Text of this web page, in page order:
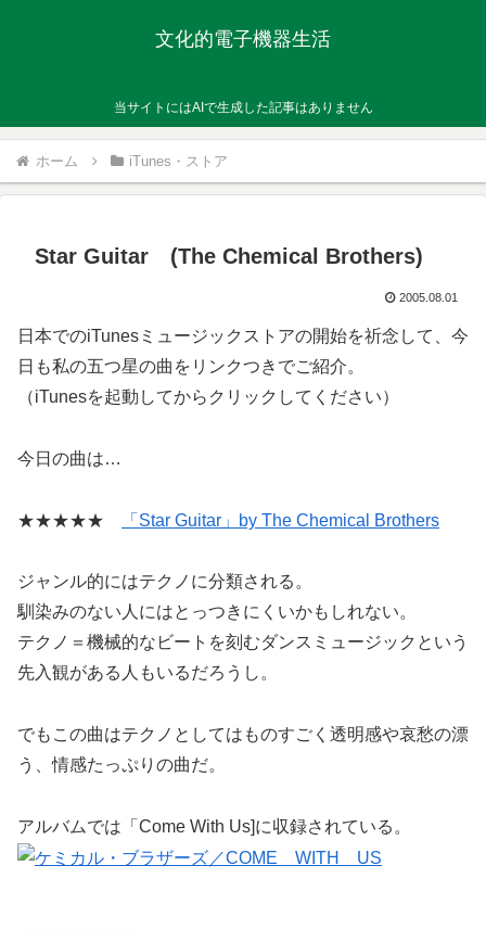
文化的電子機器生活
当サイトにはAIで生成した記事はありません
ホーム iTunes・ストア
Star Guitar (The Chemical Brothers)
2005.08.01
日本でのiTunesミュージックストアの開始を祈念して、今
日も私の五つ星の曲をリンクつきでご紹介。
（iTunesを起動してからクリックしてください）
今日の曲は…
★★★★★ 「Star Guitar」by The Chemical Brothers
ジャンル的にはテクノに分類される。
馴染みのない人にはとっつきにくいかもしれない。
テクノ＝機械的なビートを刻むダンスミュージックという
先入観がある人もいるだろうし。
でもこの曲はテクノとしてはものすごく透明感や哀愁の漂
う、情感たっぷりの曲だ。
アルバムでは「Come With Us]に収録されている。